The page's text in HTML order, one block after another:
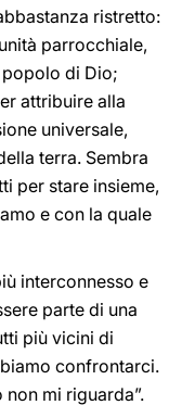
ristretto:
parrocchiale,
di Dio;
attribuire alla
universale,
terra. Sembra
per stare insieme,
e con la quale
interconnesso e
parte di una
più vicini di
confrontarci.
non mi riguarda”.